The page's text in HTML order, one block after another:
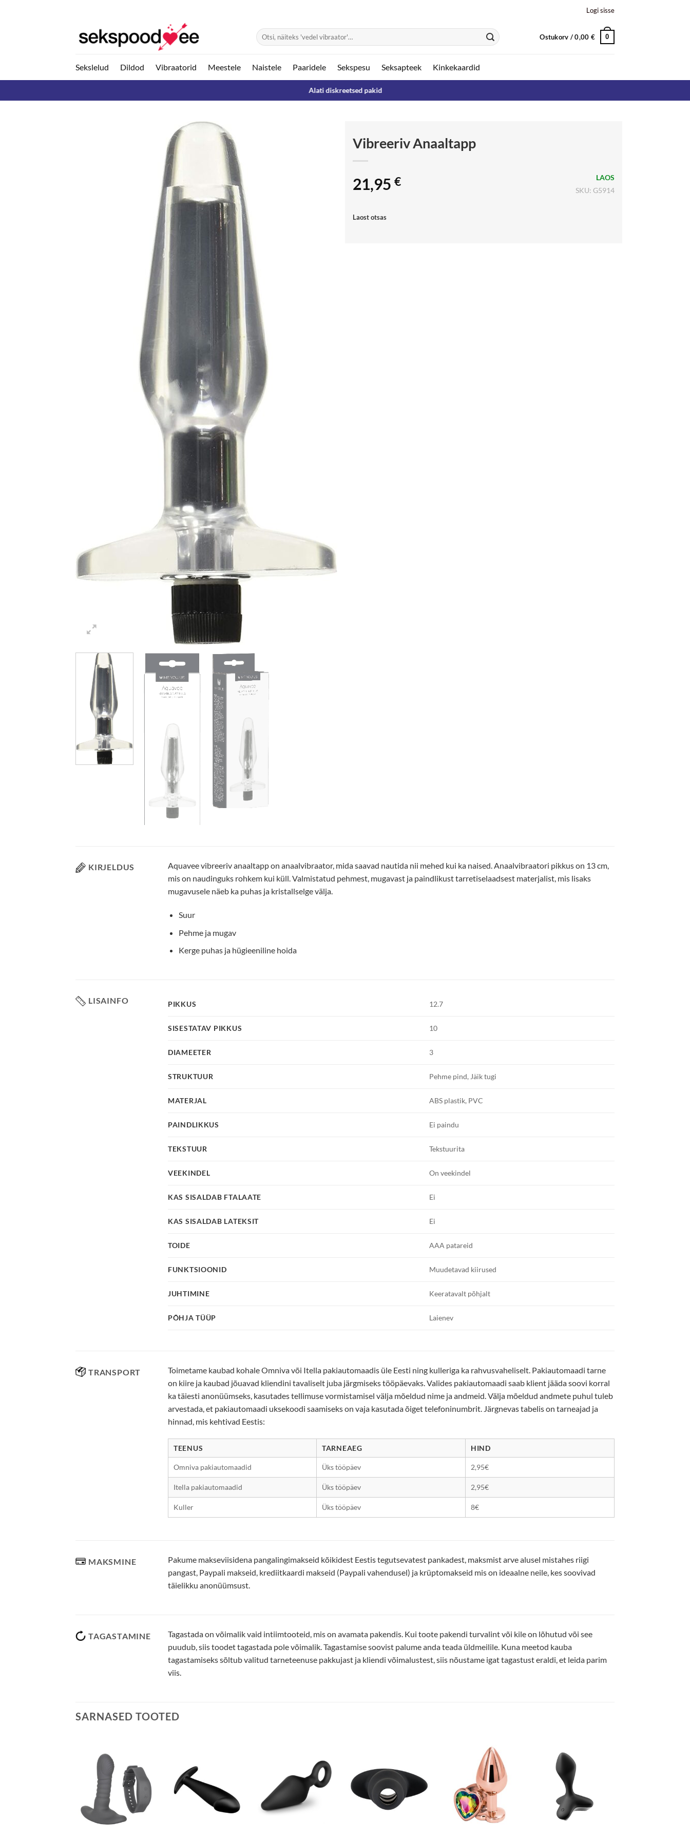
Logi sisse
Otsi: Ostukorv /0,00 € 0
Sekslelud Dildod Vibraatorid Meestele Naistele Paaridele Sekspesu Seksapteek Kinkekaardid
Alati diskreetsed pakid
Vibreeriv Anaaltapp
21,95 €
LAOS
SKU: G5914
Laost otsas
KIRJELDUS
Aquavee vibreeriv anaaltapp on anaalvibraator, mida saavad nautida nii mehed kui ka naised. Anaalvibraatori pikkus on 13 cm,
mis on naudinguks rohkem kui küll. Valmistatud pehmest, mugavast ja paindlikust tarretiselaadsest materjalist, mis lisaks
mugavusele näeb ka puhas ja kristallselge välja.
Suur
Pehme ja mugav
Kerge puhas ja hügieeniline hoida
LISAINFO PIKKUS 12.7
SISESTATAV PIKKUS 10
DIAMEETER 3
STRUKTUUR Pehme pind, Jäik tugi
MATERJAL ABS plastik, PVC
PAINDLIKKUS Ei paindu
TEKSTUUR Tekstuurita
VEEKINDEL On veekindel
KAS SISALDAB FTALAATE Ei
KAS SISALDAB LATEKSIT Ei
TOIDE AAA patareid
FUNKTSIOONID Muudetavad kiirused
JUHTIMINE Keeratavalt põhjalt
PÕHJA TÜÜP Laienev
TRANSPORT
Toimetame kaubad kohale Omniva või Itella pakiautomaadis üle Eesti ning kulleriga ka rahvusvaheliselt. Pakiautomaadi tarne
on kiire ja kaubad jõuavad kliendini tavaliselt juba järgmiseks tööpäevaks. Valides pakiautomaadi saab klient jääda soovi korral
ka täiesti anonüümseks, kasutades tellimuse vormistamisel välja mõeldud nime ja andmeid. Välja mõeldud andmete puhul tuleb
arvestada, et pakiautomaadi uksekoodi saamiseks on vaja kasutada õiget telefoninumbrit. Järgnevas tabelis on tarneajad ja
hinnad, mis kehtivad Eestis:
TEENUS TARNEAEG HIND
Omniva pakiautomaadid Üks tööpäev 2,95€
Itella pakiautomaadid Üks tööpäev 2,95€
Kuller Üks tööpäev 8€
MAKSMINE
Pakume makseviisidena pangalingimakseid kõikidest Eestis tegutsevatest pankadest, maksmist arve alusel mistahes riigi
pangast, Paypali makseid, krediitkaardi makseid (Paypali vahendusel) ja krüptomakseid mis on ideaalne neile, kes soovivad
täielikku anonüümsust.
TAGASTAMINE
Tagastada on võimalik vaid intiimtooteid, mis on avamata pakendis. Kui toote pakendi turvalint või kile on lõhutud või see
puudub, siis toodet tagastada pole võimalik. Tagastamise soovist palume anda teada üldmeilile. Kuna meetod kauba
tagastamiseks sõltub valitud tarneteenuse pakkujast ja kliendi võimalustest, siis nõustame igat tagastust eraldi, et leida parim
viis.
SARNASED TOOTED